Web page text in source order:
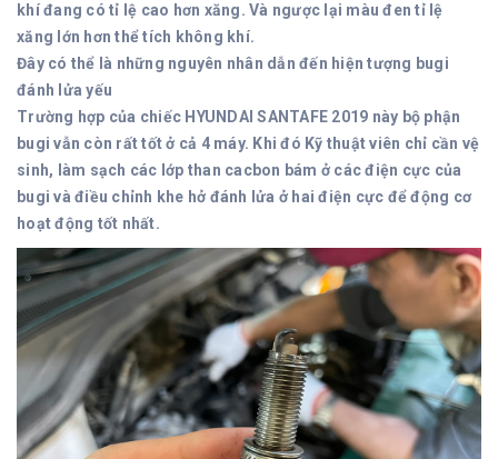
khí đang có tỉ lệ cao hơn xăng. Và ngược lại màu đen tỉ lệ
xăng lớn hơn thể tích không khí.
Đây có thể là những nguyên nhân dẫn đến hiện tượng bugi
đánh lửa yếu
Trường hợp của chiếc HYUNDAI SANTAFE 2019 này bộ phận
bugi vẫn còn rất tốt ở cả 4 máy. Khi đó Kỹ thuật viên chỉ cần vệ
sinh, làm sạch các lớp than cacbon bám ở các điện cực của
bugi và điều chỉnh khe hở đánh lửa ở hai điện cực để động cơ
hoạt động tốt nhất.